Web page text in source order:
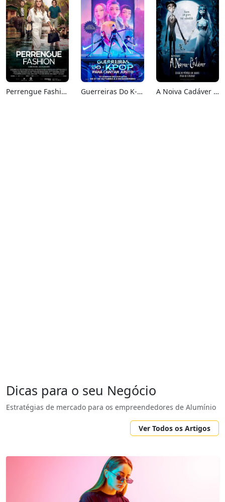
Perrengue Fashion Guerreiras Do K-Pop: Para Cantar Junto A Noiva Cadáver (Relançamento)
Dicas para o seu Negócio
Estratégias de mercado para os empreendedores de Alumínio
Ver Todos os Artigos